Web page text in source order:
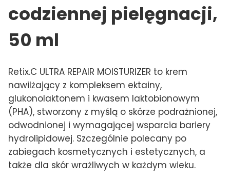
codziennej pielęgnacji,
50 ml
Retix.C ULTRA REPAIR MOISTURIZER to krem
nawilżający z kompleksem ektainy,
glukonolaktonem i kwasem laktobionowym
(PHA), stworzony z myślą o skórze podrażnionej,
odwodnionej i wymagającej wsparcia bariery
hydrolipidowej. Szczególnie polecany po
zabiegach kosmetycznych i estetycznych, a
także dla skór wrażliwych w każdym wieku.